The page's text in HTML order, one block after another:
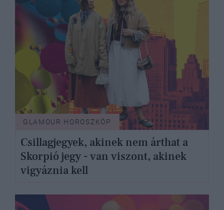
GLAMOUR HOROSZKÓP
Csillagjegyek, akinek nem árthat a
Skorpió jegy - van viszont, akinek
vigyáznia kell